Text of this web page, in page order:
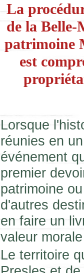
La
de la Belle-
patrimoine
est
Lorsque
réunies en
événement
premier
patrimoine
d'autres
en faire un
valeur
Le territoire